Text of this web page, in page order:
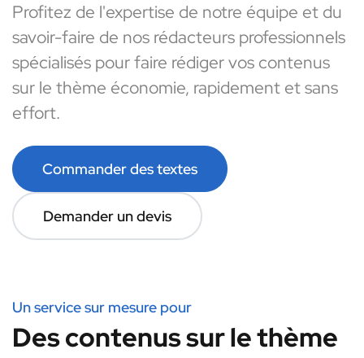
Profitez de l'expertise de notre équipe et du
savoir-faire de nos rédacteurs professionnels
spécialisés pour faire rédiger vos contenus
sur le thème économie, rapidement et sans
effort.
Commander des textes
Demander un devis
Un service sur mesure pour
Des contenus sur le thème